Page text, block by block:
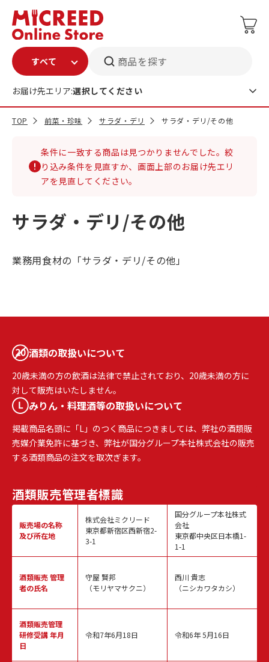
商品を探す
お届け先エリア:選択してください
TOP 前菜・珍味 サラダ・デリ サラダ・デリ/その他
条件に一致する商品は見つかりませんでした。絞
り込み条件を見直すか、画面上部のお届け先エリ
アを見直してください。
サラダ・デリ/その他
業務用食材の「サラダ・デリ/その他」
酒類の取扱いについて
20歳未満の方の飲酒は法律で禁止されており、20歳未満の方に
対して販売はいたしません。
みりん・料理酒等の取扱いについて
掲載商品名頭に「L」のつく商品につきましては、弊社の酒類販
売媒介業免許に基づき、弊社が国分グループ本社株式会社の販売
する酒類商品の注文を取次ぎます。
酒類販売管理者標識
販売場の名称
及び所在地
酒類販売管理
者の氏名
酒類販売管理
研修受講 年月
日
株式会社ミクリード
東京都新宿区西新宿2-
3-1
守屋 賢邦
（モリヤマサクニ）
令和7年6月18日
国分グループ本社株式
会社
東京都中央区日本橋1-
1-1
西川 貴志
（ニシカワタカシ）
令和6年 5月16日